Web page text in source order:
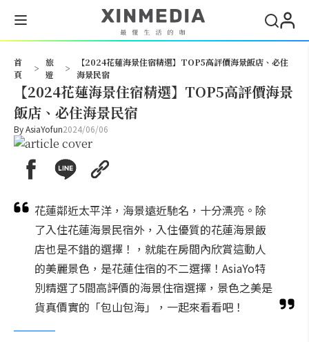
首
頁
>
旅
遊
>
【2024花蓮海景住宿精選】TOP5高評價海景飯店、必住
海景民宿
【2024花蓮海景住宿精選】TOP5高評價海景
飯店、必住海景民宿
ByAsiaYofun2024/06/06
花蓮鄰近太平洋，海景遠近馳名，十分漂亮。除
了入住花蓮海景民宿外，入住優質的花蓮海景飯
店也是不錯的選擇！，就能在房間內欣賞這動人
的美麗景色，是花蓮住宿的不二選擇！AsiaYo特
別精選了5間高評價的海景住宿選擇，景色之美是
貨真價實的「包山包海」，一起來看看吧！